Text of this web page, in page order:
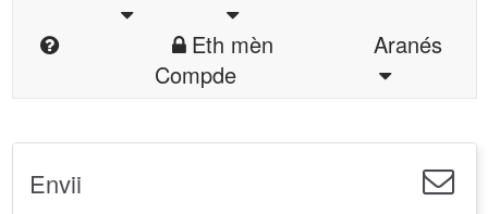
Eth mèn
Compde
Aranés
Envii